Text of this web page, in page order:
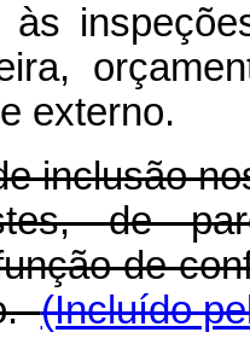
externo.
inclusão
de
de
(Incluído